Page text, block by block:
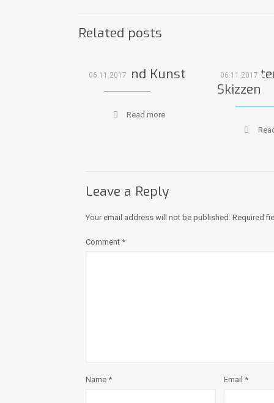
Related posts
06.11.2017
Sport und Kunst
Read more
06.11.2017
Skizzen
Leave a Reply
Your email address will not be published. Required
Comment *
Name * Email *